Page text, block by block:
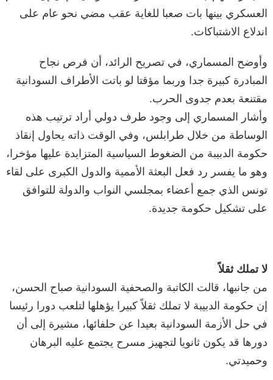
العسكري بينها بات صعبا للغاية عقب مضي نحو عام على
اندلاع الاشتباكات.
وأوضح المسماري، في تصريح الرائد، أن فرص نجاح
المبادرة كبيرة جدا وربما مؤقتا لو باتت الأطراف السودانية
مقتنعة بعدم جدوى الحرب.
وأشار المسماري إلى وجود طرف دولي أراد ترتيب هذه
الوساطة من خلال طرابلس، وفي الوقت ذاته يحاول إنقاذ
حكومة الدبيبة من الضغوط السياسية المتزايدة عليها مؤخرا،
وهو ما يفسر رد فعل البعثة الأممية والدول الكبرى على لقاء
تونس الذي جمع أعضاء بمجلسي النواب والدولة للتوافق
على تشكيل حكومة جديدة.
لا تملك ثقلاً
من جانبها، قالت الكاتبة والصحفية السودانية صباح الحسن،
إن حكومة الدبيبة لا تملك ثقلاً كبيرا يؤهلها لتلعب دورا رئيسا
في حل الأزمة السودانية بعيدا عن حلفائها، مشيرة إلى أن
دورها قد يكون ثانويا لتجهيز مسرح يجتمع عليه البرهان
وحميدتي.